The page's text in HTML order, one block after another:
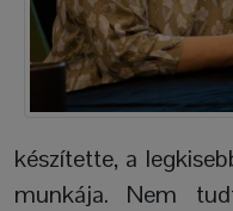
készítette, a
munkája. Nem